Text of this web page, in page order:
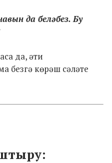
да беләбез. Бу
да, әти
безгә көрәш сәләте